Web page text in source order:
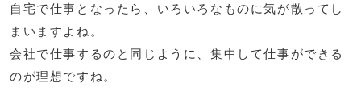
自宅で仕事となったら、いろいろなものに気が散ってし
まいますよね。
会社で仕事するのと同じように、集中して仕事ができる
のが理想ですね。